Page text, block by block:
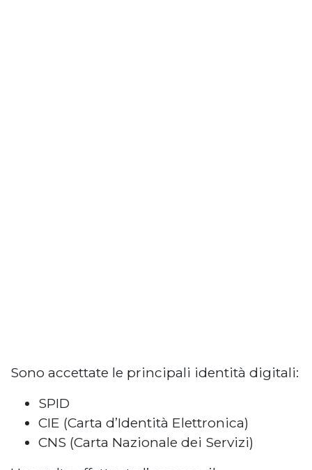
Sono accettate le principali identità digitali:
SPID
CIE (Carta d’Identità Elettronica)
CNS (Carta Nazionale dei Servizi)